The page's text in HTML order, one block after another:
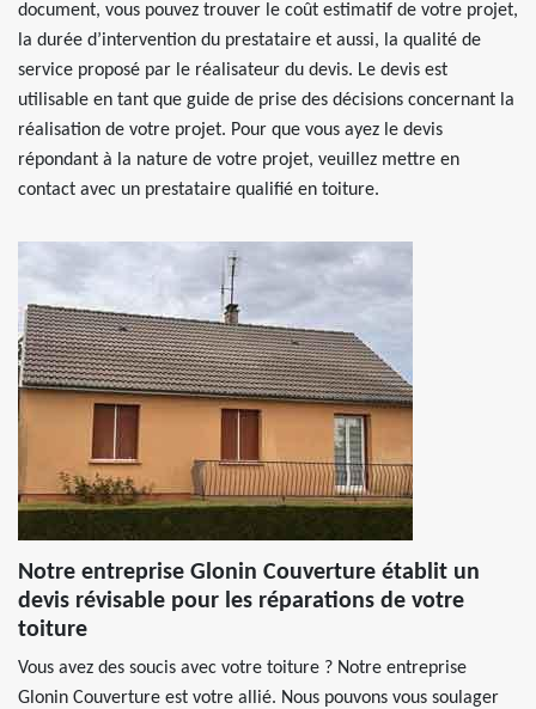
document, vous pouvez trouver le coût estimatif de votre projet,
la durée d’intervention du prestataire et aussi, la qualité de
service proposé par le réalisateur du devis. Le devis est
utilisable en tant que guide de prise des décisions concernant la
réalisation de votre projet. Pour que vous ayez le devis
répondant à la nature de votre projet, veuillez mettre en
contact avec un prestataire qualifié en toiture.
Notre entreprise Glonin Couverture établit un
devis révisable pour les réparations de votre
toiture
Vous avez des soucis avec votre toiture ? Notre entreprise
Glonin Couverture est votre allié. Nous pouvons vous soulager